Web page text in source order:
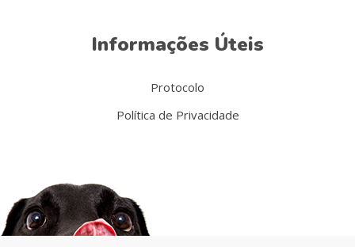
Informações Úteis
Protocolo
Política de Privacidade